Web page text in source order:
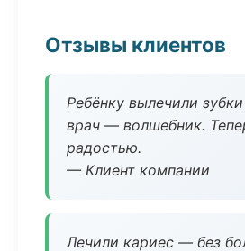
Отзывы клиентов
Ребёнку вылечили зубки
врач — волшебник.
радостью.
— Клиент компании
Лечили кариес — без